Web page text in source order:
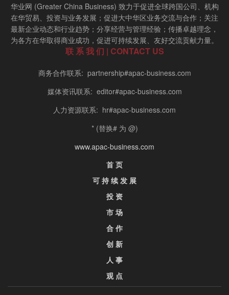
华业网 (Greater China Business) 致力于促进全球跨国公司、机构
在华贸易、投资与业务发展；促进大中华区业务交流与合作；关注
最新企业动态和行业趋势；分享经营与管理经验；传播卓越理念，
为各方在华取得商业成功，促进可持续发展、友好交流贡献力量。
联 系 我 们 | CONTACT US
商务合作联系: partnership#apac-business.com
媒体资讯联系: editor#apac-business.com
人力资源联系: hr#apac-business.com
* (替换# 为 @)
www.apac-business.com
首 页
可 持 续 发 展
投 资
市 场
合 作
创 新
人 事
观 点